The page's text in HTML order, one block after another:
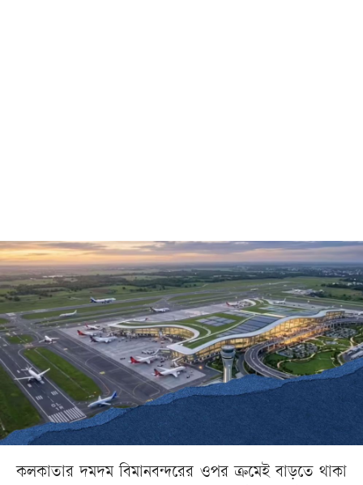
কলকাতার দমদম বিমানবন্দরের ওপর ক্রমেই বাড়তে থাকা